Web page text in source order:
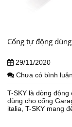
Cổng tự động
29/11/2020
Chưa có bình luận
T-SKY là dòng
dùng cho cổng
italia, T-SKY mang